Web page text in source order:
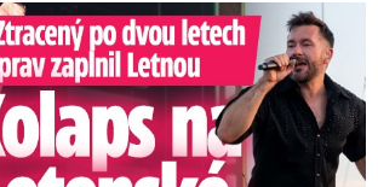
Letné: Pártlová stopla koncert